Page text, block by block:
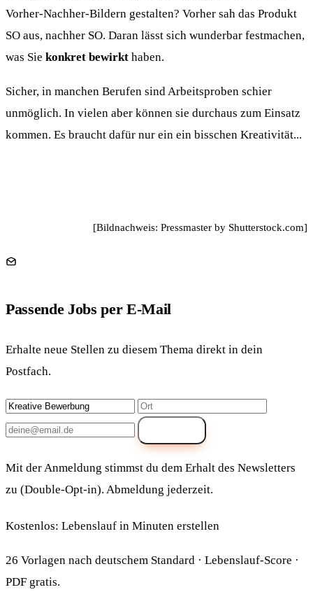
Vorher-Nachher-Bildern gestalten? Vorher sah das Produkt
SO aus, nachher SO. Daran lässt sich wunderbar festmachen,
was Sie konkret bewirkt haben.
Sicher, in manchen Berufen sind Arbeitsproben schier
unmöglich. In vielen aber können sie durchaus zum Einsatz
kommen. Es braucht dafür nur ein ein bisschen Kreativität...
[Bildnachweis: Pressmaster by Shutterstock.com]
Passende Jobs per E-Mail
Erhalte neue Stellen zu diesem Thema direkt in dein
Postfach.
Mit der Anmeldung stimmst du dem Erhalt des Newsletters
zu (Double-Opt-in). Abmeldung jederzeit.
Kostenlos: Lebenslauf in Minuten erstellen
26 Vorlagen nach deutschem Standard · Lebenslauf-Score ·
PDF gratis.